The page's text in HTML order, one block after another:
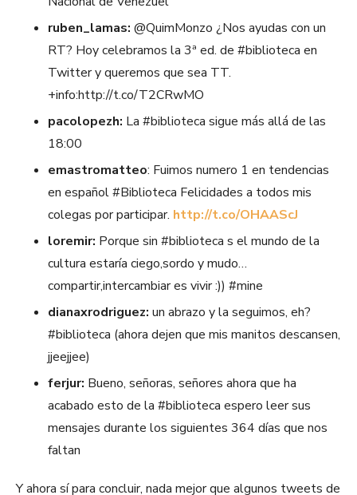
ruben_lamas: @QuimMonzo ¿Nos ayudas con un
RT? Hoy celebramos la 3ª ed. de #biblioteca en
Twitter y queremos que sea TT.
+info:http://t.co/T2CRwMO
pacolopezh: La #biblioteca sigue más allá de las
18:00
emastromatteo: Fuimos numero 1 en tendencias
en español #Biblioteca Felicidades a todos mis
colegas por participar. http://t.co/OHAAScJ
loremir: Porque sin #biblioteca s el mundo de la
cultura estaría ciego,sordo y mudo…
compartir,intercambiar es vivir :)) #mine
dianaxrodriguez: un abrazo y la seguimos, eh?
#biblioteca (ahora dejen que mis manitos descansen,
jjeejjee)
ferjur: Bueno, señoras, señores ahora que ha
acabado esto de la #biblioteca espero leer sus
mensajes durante los siguientes 364 días que nos
faltan
Y ahora sí para concluir, nada mejor que algunos tweets de